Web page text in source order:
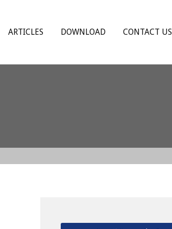
ARTICLES DOWNLOAD CONTACT US